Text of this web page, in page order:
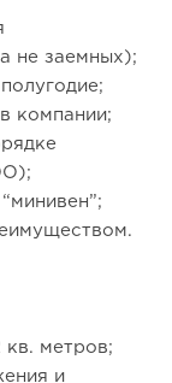
0
не заемных);
компании;
кв. метров;
и